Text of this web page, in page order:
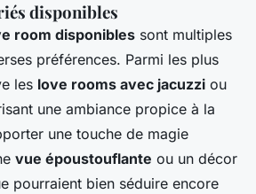
disponibles
room disponibles sont multiples
préférences. Parmi les plus
les love rooms avec jacuzzi ou
une ambiance propice à la
une touche de magie
vue époustouflante ou un décor
pourraient bien séduire encore